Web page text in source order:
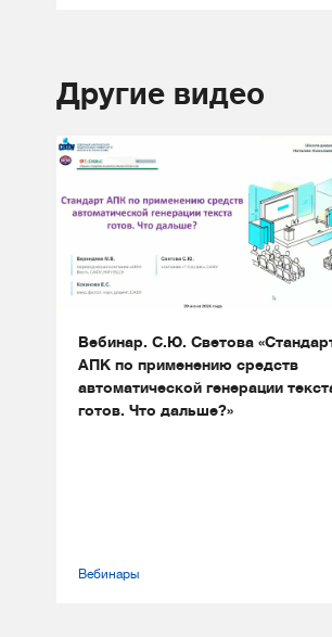
Другие видео
Вебинар. С.Ю. Светова
АПК по применению средств
автоматической генерации
готов. Что дальше?»
Вебинары